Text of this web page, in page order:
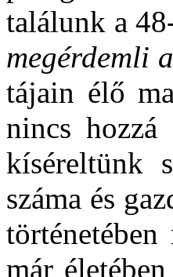
találunk a
megérdemli
tájain élő
nincs
kíséreltünk
száma és
már